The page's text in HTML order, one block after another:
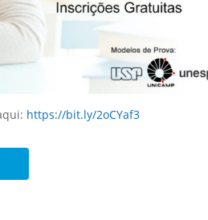
https://bit.ly/2oCYaf3